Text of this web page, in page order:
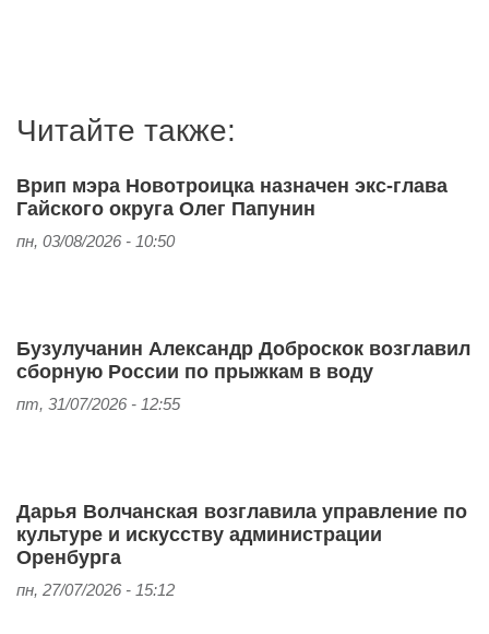
Читайте также:
Врип мэра Новотроицка назначен экс-глава
Гайского округа Олег Папунин
пн, 03/08/2026 - 10:50
Бузулучанин Александр Доброскок возглавил
сборную России по прыжкам в воду
пт, 31/07/2026 - 12:55
Дарья Волчанская возглавила управление по
культуре и искусству администрации
Оренбурга
пн, 27/07/2026 - 15:12